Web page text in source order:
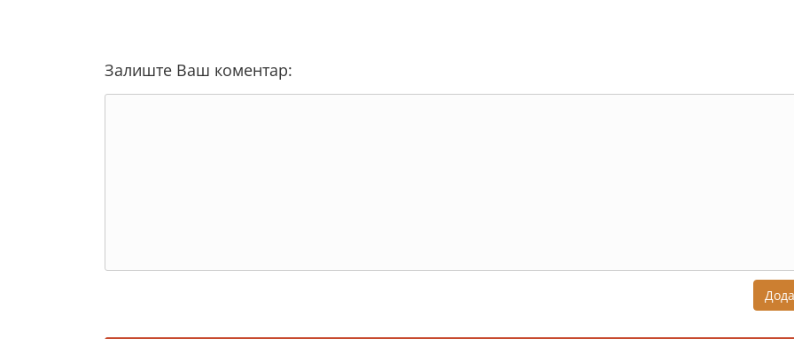
Залиште Ваш коментар: